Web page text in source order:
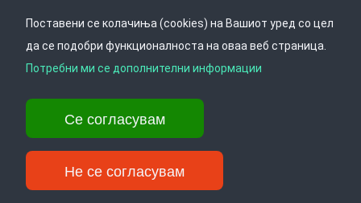
Врати се горе Следете не на
Ул. Даме Груев 14, Катна гаража Беко на 1-виот кат, 1000 Скопје,
Тел: +389 2 3103 601 (641), Факс: +389 2 3137 149 |
info@ippo.gov.mk
Поставени се колачиња (cookies) на Вашиот уред со цел
да се подобри функционалноста на оваа веб страница.
Потребни ми се дополнителни информации
Се согласувам
Не се согласувам